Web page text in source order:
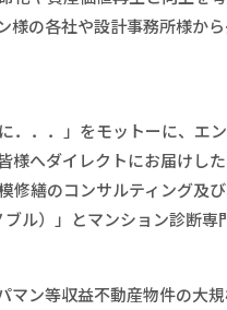
様の各社や設計事務所様か
．．．」をモットーに、エ
様へダイレクトにお届けし
修繕のコンサルティング及
ル）」とマンション診断専
マン等収益不動産物件の大